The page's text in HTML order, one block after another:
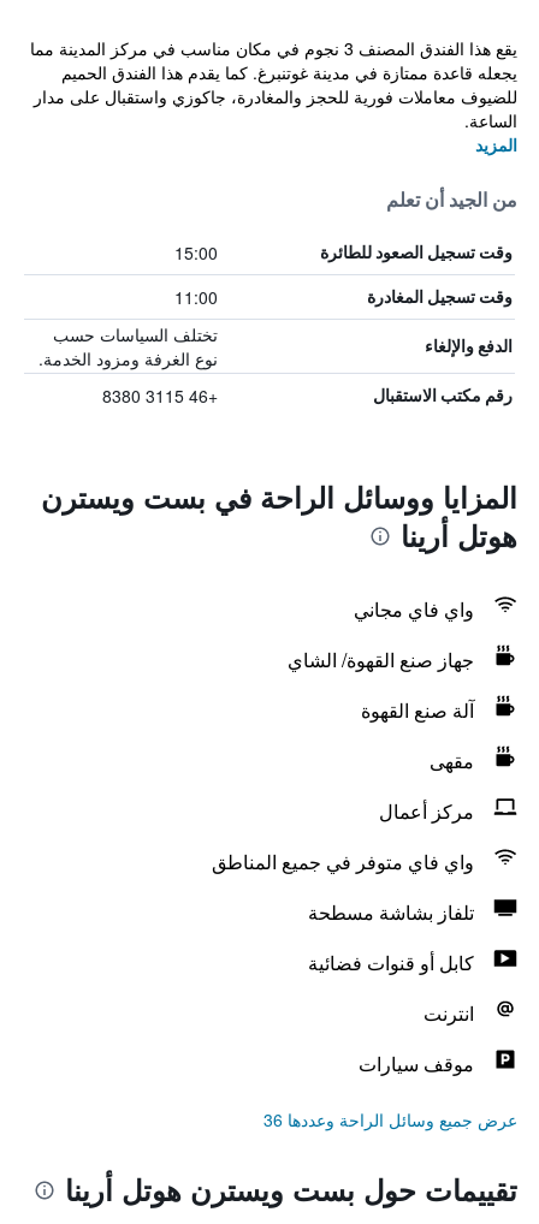
يقع هذا الفندق المصنف 3 نجوم في مكان مناسب في مركز المدينة مما
يجعله قاعدة ممتازة في مدينة غوتنبرغ. كما يقدم هذا الفندق الحميم
للضيوف معاملات فورية للحجز والمغادرة، جاكوزي واستقبال على مدار
الساعة.
المزيد
من الجيد أن تعلم
وقت تسجيل الصعود للطائرة 15:00
وقت تسجيل المغادرة 11:00
الدفع والإلغاء
تختلف السياسات حسب
نوع الغرفة ومزود الخدمة.
رقم مكتب الاستقبال +46 3115 8380
المزايا ووسائل الراحة في بست ويسترن
هوتل أرينا
واي فاي مجاني
جهاز صنع القهوة/ الشاي
آلة صنع القهوة
مقهى
مركز أعمال
واي فاي متوفر في جميع المناطق
تلفاز بشاشة مسطحة
كابل أو قنوات فضائية
انترنت
موقف سيارات
عرض جميع وسائل الراحة وعددها 36
تقييمات حول بست ويسترن هوتل أرينا